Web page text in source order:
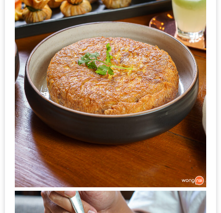
200
บาท
ชี้
เบาะแส
ความ
อร่อย
ตาม
รอย
น้า
อ้วน
ชวน
หิว
ติดต่อ